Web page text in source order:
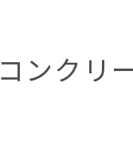
施工要件
ンクリ